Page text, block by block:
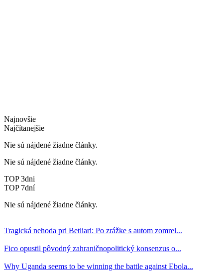
Najnovšie
Najčítanejšie
Nie sú nájdené žiadne články.
Nie sú nájdené žiadne články.
TOP 3dni
TOP 7dní
Nie sú nájdené žiadne články.
Tragická nehoda pri Betliari: Po zrážke s autom zomrel...
Fico opustil pôvodný zahraničnopolitický konsenzus o...
Why Uganda seems to be winning the battle against Ebola...